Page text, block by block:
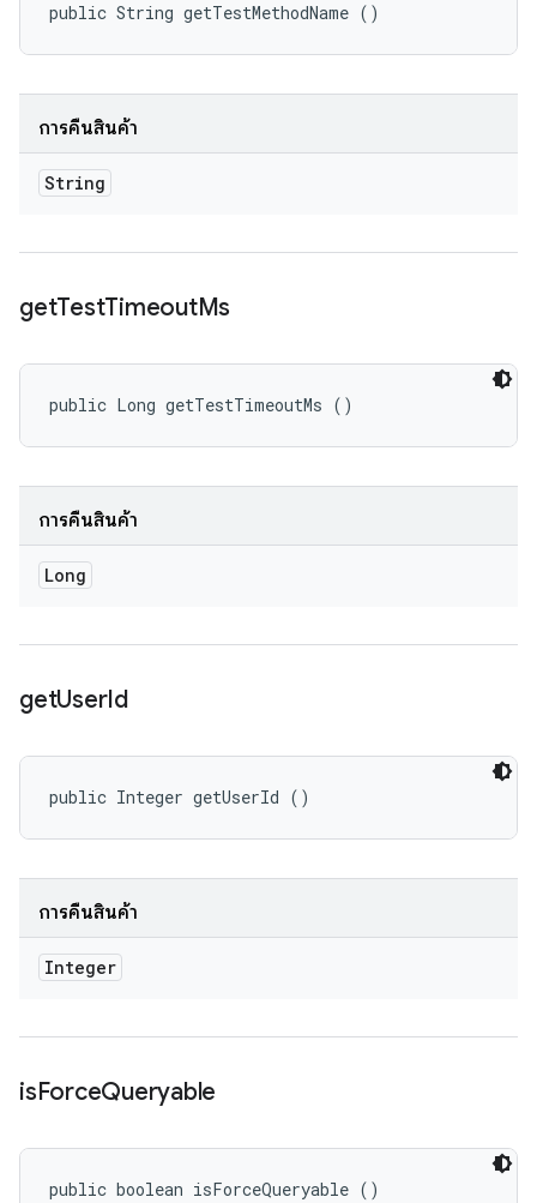
public String getTestMethodName ()
การคืนสินค้า
String
getTestTimeoutMs
public Long getTestTimeoutMs ()
การคืนสินค้า
Long
getUserId
public Integer getUserId ()
การคืนสินค้า
Integer
isForceQueryable
public boolean isForceQueryable ()